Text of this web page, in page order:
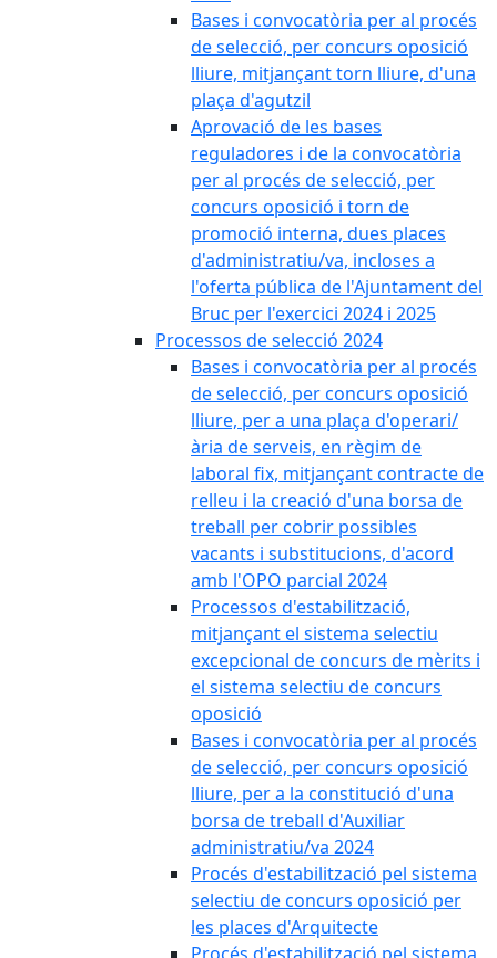
Bases i convocatòria per al procés
de selecció, per concurs oposició
lliure, mitjançant torn lliure, d'una
plaça d'agutzil
Aprovació de les bases
reguladores i de la convocatòria
per al procés de selecció, per
concurs oposició i torn de
promoció interna, dues places
d'administratiu/va, incloses a
l'oferta pública de l'Ajuntament del
Bruc per l'exercici 2024 i 2025
Processos de selecció 2024
Bases i convocatòria per al procés
de selecció, per concurs oposició
lliure, per a una plaça d'operari/
ària de serveis, en règim de
laboral fix, mitjançant contracte de
relleu i la creació d'una borsa de
treball per cobrir possibles
vacants i substitucions, d'acord
amb l'OPO parcial 2024
Processos d'estabilització,
mitjançant el sistema selectiu
excepcional de concurs de mèrits i
el sistema selectiu de concurs
oposició
Bases i convocatòria per al procés
de selecció, per concurs oposició
lliure, per a la constitució d'una
borsa de treball d'Auxiliar
administratiu/va 2024
Procés d'estabilització pel sistema
selectiu de concurs oposició per
les places d'Arquitecte